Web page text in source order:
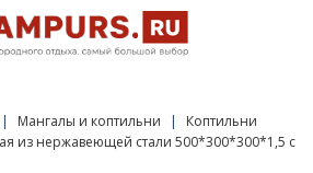
Мангалы и коптильни
Коптильни
из нержавеющей стали 500*300*300*1,5 с